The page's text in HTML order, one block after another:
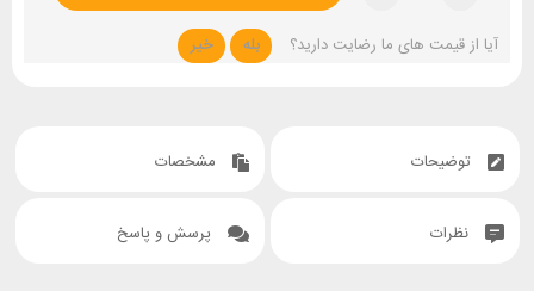
آیا از قیمت های ما رضایت دارید؟ بله خیر
توضیحات مشخصات
نظرات پرسش و پاسخ